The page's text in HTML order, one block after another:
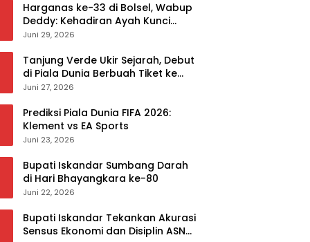
Harganas ke-33 di Bolsel, Wabup
Deddy: Kehadiran Ayah Kunci
Mewujudkan Generasi Berkualitas
Juni 29, 2026
Tanjung Verde Ukir Sejarah, Debut
di Piala Dunia Berbuah Tiket ke
Babak 32 Besar
Juni 27, 2026
Prediksi Piala Dunia FIFA 2026:
Klement vs EA Sports
Juni 23, 2026
Bupati Iskandar Sumbang Darah
di Hari Bhayangkara ke-80
Juni 22, 2026
Bupati Iskandar Tekankan Akurasi
Sensus Ekonomi dan Disiplin ASN